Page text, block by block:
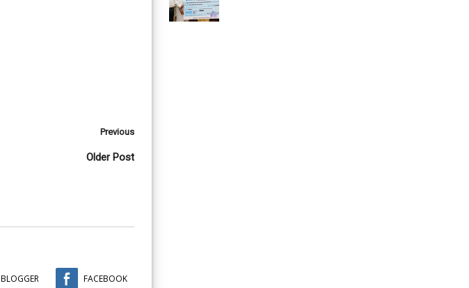
Previous
Older Post
BLOGGER FACEBOOK